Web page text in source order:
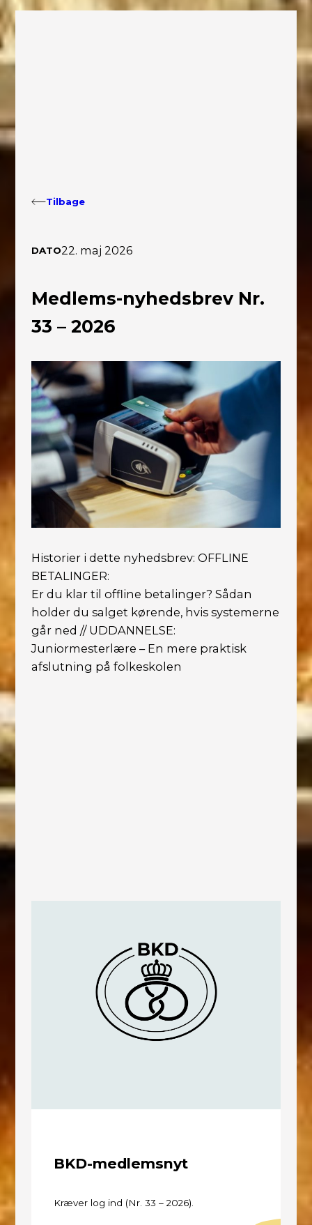
Tilbage
DATO22. maj 2026
Medlems-nyhedsbrev Nr.
33 – 2026
Historier i dette nyhedsbrev: OFFLINE
BETALINGER:
Er du klar til offline betalinger? Sådan
holder du salget kørende, hvis systemerne
går ned // UDDANNELSE:
Juniormesterlære – En mere praktisk
afslutning på folkeskolen
BKD-medlemsnyt
Kræver log ind (Nr. 33 – 2026).